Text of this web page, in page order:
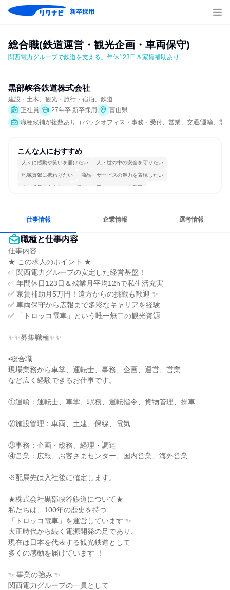
新卒採用
総合職(鉄道運営・観光企画・車両保守)
関西電力グループで鉄道を支える。年休123日＆家賃補助あり
黒部峡谷鉄道株式会社
建設・土木、観光・旅行・宿泊、鉄道
正社員
27年卒 新卒採用
富山県
職種候補が複数あり（バックオフィス・事務・受付、営業、交通/運輸、製
こんな人におすすめ
人々に感動や笑いを届けたい 人・世の中の安全を守りたい
地域貢献に携わりたい 商品・サービスの魅力を表現したい
人の成長を支えたい 穏やかで互いのペースを尊重
仕事情報 企業情報 選考情報
職種と仕事内容
仕事内容
★ この求人のポイント ★
✅ 関西電力グループの安定した経営基盤！
✅ 年間休日123日＆残業月平均12hで私生活充実
✅ 家賃補助月5万円！遠方からの挑戦も歓迎 ✨
✅ 車両保守から広報まで多彩なキャリアを経験
✅ 「トロッコ電車」という唯一無二の観光資源
✨✨募集職種✨✨
▪️総合職
現場業務から車掌、運転士、事務、企画、運営、営業
など広く経験できるお仕事です。
①運輸：運転士、車掌、駅務、運転指令、貨物管理、操車
②施設管理：車両、土建、保線、電気
③事務：企画・総務、経理・調達
④営業：広報、お客さまセンター、国内営業、海外営業
※配属先は入社後に確定します。
★株式会社黒部峡谷鉄道について★
私たちは、100年の歴史を持つ
「トロッコ電車」を運営しています ✨
大正時代から続く電源開発の足であり、
現在は日本を代表する観光鉄道として
多くの感動を届けています ！
✨ 事業の強み ✨
関西電力グループの一員として